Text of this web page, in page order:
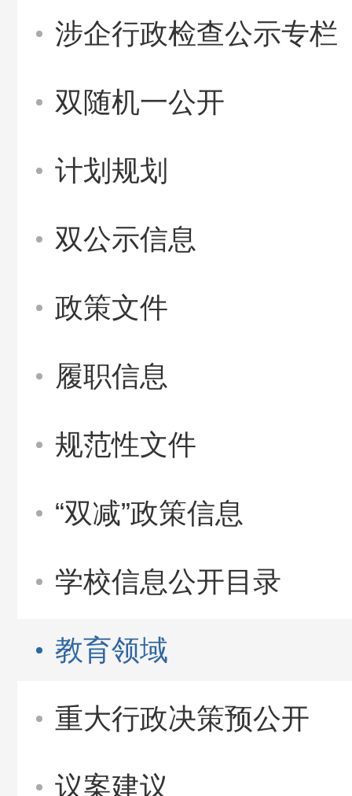
涉企行政检查公示专栏
双随机一公开
计划规划
双公示信息
政策文件
履职信息
规范性文件
“双减”政策信息
学校信息公开目录
教育领域
重大行政决策预公开
议案建议